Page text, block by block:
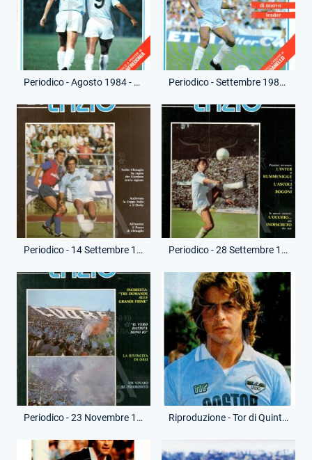
Periodico - Agosto 1984 - Forza Lazio - Primo Numero Periodico - Settembre 1984 - Forza Lazio
Periodico - 14 Settembre 1984 - La Lazio Periodico - 28 Settembre 1984 - La Lazio
Periodico - 23 Novembre 1984 - La Lazio Riproduzione - Tor di Quinto - Lionello Manfredonia